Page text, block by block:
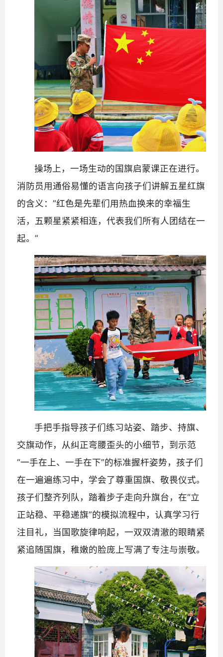
操场上，一场生动的国旗启蒙课正在进行。
消防员用通俗易懂的语言向孩子们讲解五星红旗
的含义：“红色是先辈们用热血换来的幸福生
活，五颗星紧紧相连，代表我们所有人团结在一
起。”
手把手指导孩子们练习站姿、踏步、持旗、
交旗动作，从纠正弯腰歪头的小细节，到示范
“一手在上、一手在下”的标准握杆姿势，孩子们
在一遍遍练习中，学会了尊重国旗、敬畏仪式。
孩子们整齐列队，踏着步子走向升旗台，在“立
正站稳、平稳递旗”的模拟流程中，认真学习行
注目礼，当国歌旋律响起，一双双清澈的眼睛紧
紧追随国旗，稚嫩的脸庞上写满了专注与崇敬。